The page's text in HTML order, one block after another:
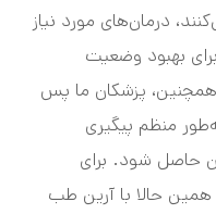
درمان‌های مورد نیاز
بهبود وضعیت
همچنین، پزشکان ما پس
منظم پیگیری
حاصل شود. برای
حالا با آرین طب